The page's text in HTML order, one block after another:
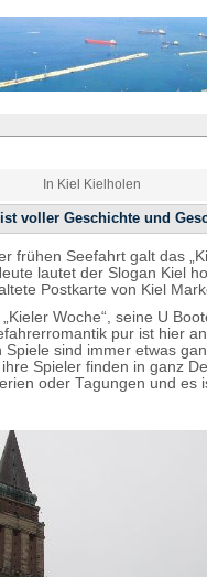
In Kiel Kielholen
voller Geschichte und
frühen Seefahrt galt das
lautet der Slogan Kiel
Postkarte von Kiel
Woche“, seine U
pur ist hier
sind immer etwas
Spieler finden in ganz
oder Tagungen und es